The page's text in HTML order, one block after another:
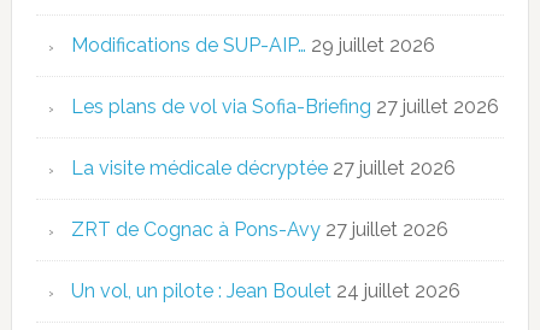
Modifications de SUP-AIP… 29 juillet 2026
Les plans de vol via Sofia-Briefing 27 juillet 2026
La visite médicale décryptée 27 juillet 2026
ZRT de Cognac à Pons-Avy 27 juillet 2026
Un vol, un pilote : Jean Boulet 24 juillet 2026